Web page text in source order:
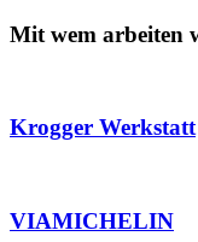
Mit wem arbeiten
Krogger Werkstatt
VIAMICHELIN